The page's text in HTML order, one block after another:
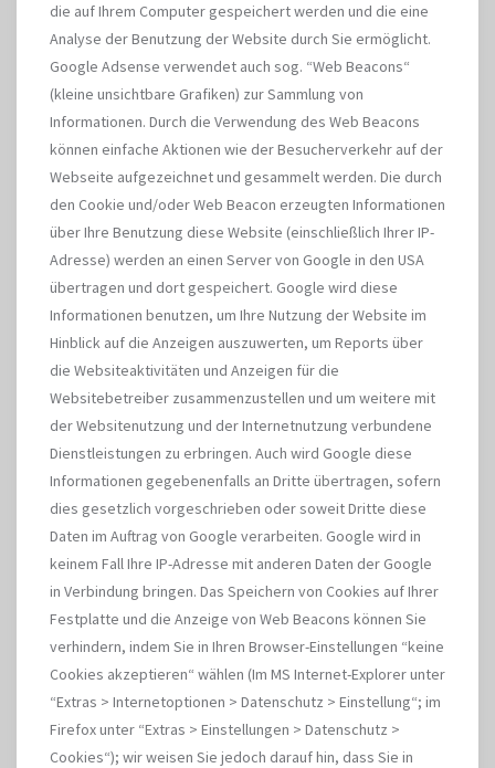
die auf Ihrem Computer gespeichert werden und die eine
Analyse der Benutzung der Website durch Sie ermöglicht.
Google Adsense verwendet auch sog. “Web Beacons“
(kleine unsichtbare Grafiken) zur Sammlung von
Informationen. Durch die Verwendung des Web Beacons
können einfache Aktionen wie der Besucherverkehr auf der
Webseite aufgezeichnet und gesammelt werden. Die durch
den Cookie und/oder Web Beacon erzeugten Informationen
über Ihre Benutzung diese Website (einschließlich Ihrer IP-
Adresse) werden an einen Server von Google in den USA
übertragen und dort gespeichert. Google wird diese
Informationen benutzen, um Ihre Nutzung der Website im
Hinblick auf die Anzeigen auszuwerten, um Reports über
die Websiteaktivitäten und Anzeigen für die
Websitebetreiber zusammenzustellen und um weitere mit
der Websitenutzung und der Internetnutzung verbundene
Dienstleistungen zu erbringen. Auch wird Google diese
Informationen gegebenenfalls an Dritte übertragen, sofern
dies gesetzlich vorgeschrieben oder soweit Dritte diese
Daten im Auftrag von Google verarbeiten. Google wird in
keinem Fall Ihre IP-Adresse mit anderen Daten der Google
in Verbindung bringen. Das Speichern von Cookies auf Ihrer
Festplatte und die Anzeige von Web Beacons können Sie
verhindern, indem Sie in Ihren Browser-Einstellungen “keine
Cookies akzeptieren“ wählen (Im MS Internet-Explorer unter
“Extras > Internetoptionen > Datenschutz > Einstellung“; im
Firefox unter “Extras > Einstellungen > Datenschutz >
Cookies“); wir weisen Sie jedoch darauf hin, dass Sie in